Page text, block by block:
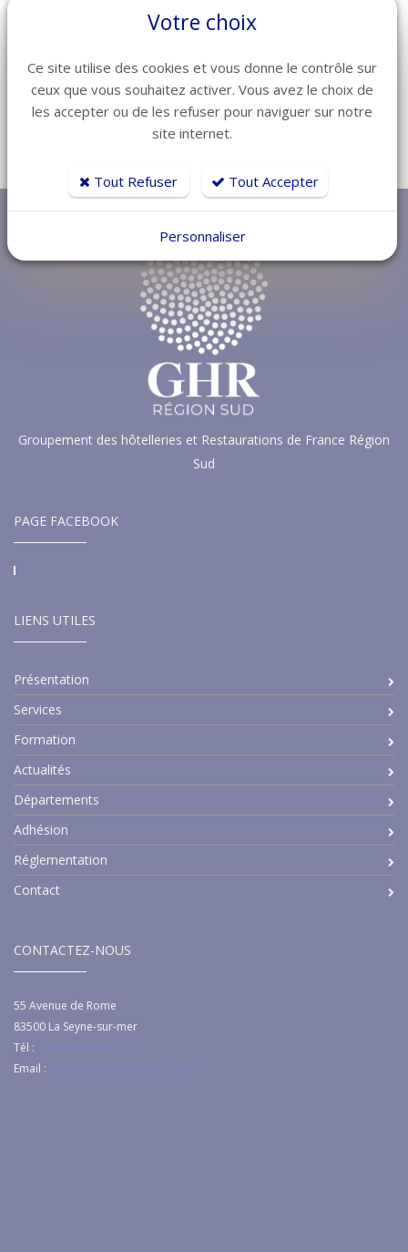
- Son adresse e-mail
Groupement des hôtelleries et Restaurations de France Région
Sud
PAGE FACEBOOK
LIENS UTILES
Présentation
Services
Formation
Actualités
Départements
Adhésion
Réglementation
Contact
CONTACTEZ-NOUS
55 Avenue de Rome
83500 La Seyne-sur-mer
Tél : +33 (0)4 94 92 92 04
Email : c.thibault@ghr-region-sud.fr
Votre choix
Ce site utilise des cookies et vous donne le contrôle sur
ceux que vous souhaitez activer. Vous avez le choix de
les accepter ou de les refuser pour naviguer sur notre
site internet.
Tout Refuser Tout Accepter
Personnaliser